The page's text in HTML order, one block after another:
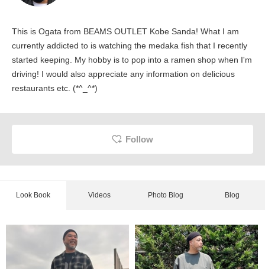
This is Ogata from BEAMS OUTLET Kobe Sanda! What I am
currently addicted to is watching the medaka fish that I recently
started keeping. My hobby is to pop into a ramen shop when I'm
driving! I would also appreciate any information on delicious
restaurants etc. (*^_^*)
Follow
Look Book Videos Photo Blog Blog